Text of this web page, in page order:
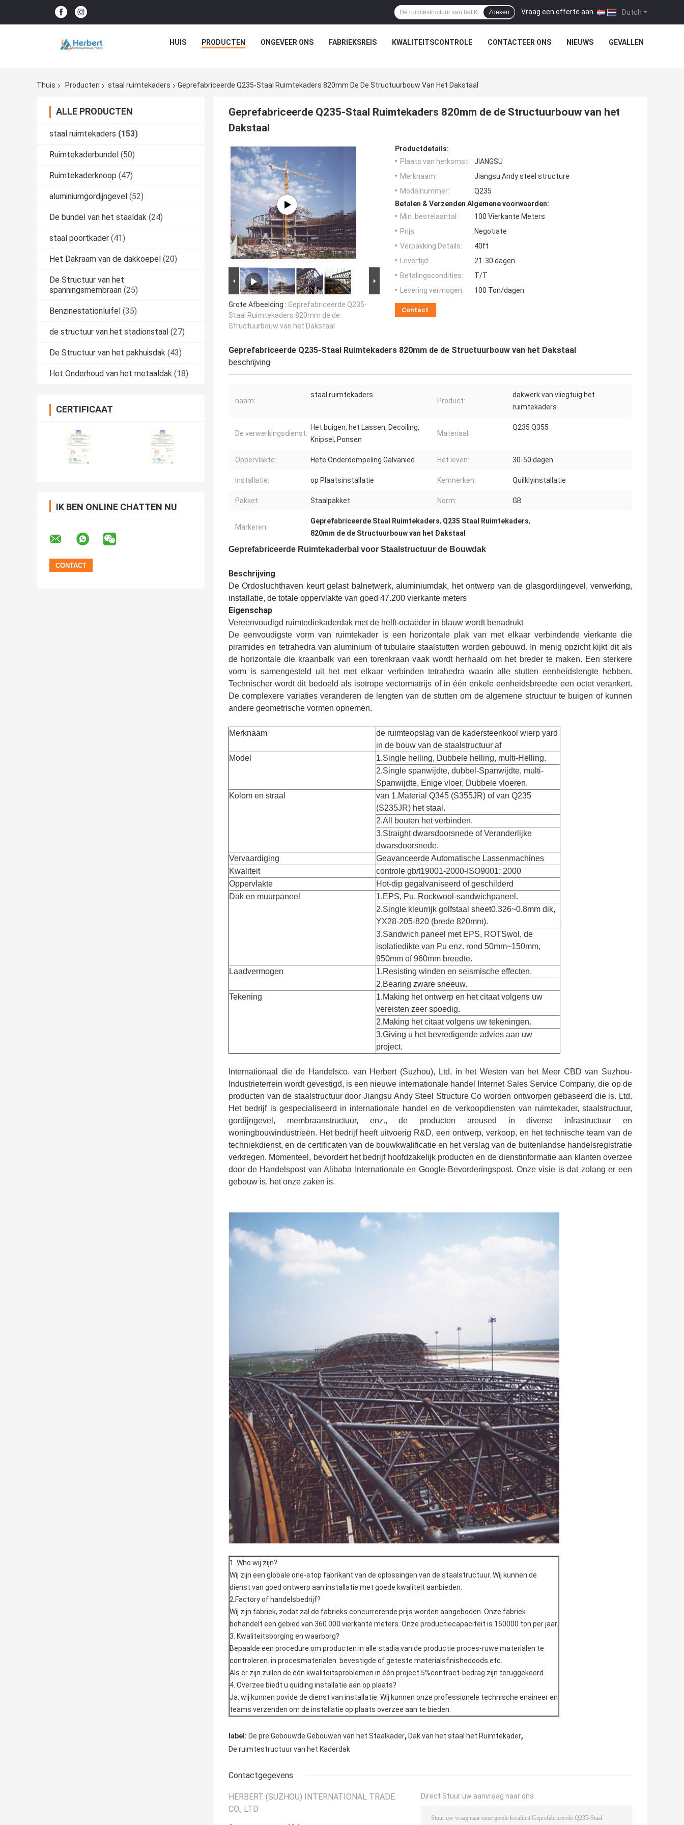
Dutch
Vraag een offerte aan |
Zoeken
HUIS PRODUCTEN ONGEVEER ONS FABRIEKSREIS KWALITEITSCONTROLE CONTACTEER ONS NIEUWS GEVALLEN
Thuis Producten staal ruimtekaders Geprefabriceerde Q235-Staal Ruimtekaders 820mm De De Structuurbouw Van Het Dakstaal
ALLE PRODUCTEN
staal ruimtekaders (153)
Ruimtekaderbundel (50)
Ruimtekaderknoop (47)
aluminiumgordijngevel (52)
De bundel van het staaldak (24)
staal poortkader (41)
Het Dakraam van de dakkoepel (20)
De Structuur van het
spanningsmembraan (25)
Benzinestationluifel (35)
de structuur van het stadionstaal (27)
De Structuur van het pakhuisdak (43)
Het Onderhoud van het metaaldak (18)
CERTIFICAAT
IK BEN ONLINE CHATTEN NU
Geprefabriceerde Q235-Staal Ruimtekaders 820mm de de Structuurbouw van het
Dakstaal
Grote Afbeelding : Geprefabriceerde Q235-
Staal Ruimtekaders 820mm de de
Structuurbouw van het Dakstaal
Productdetails:
Plaats van herkomst:
JIANGSU
Merknaam:
Jiangsu Andy steel structure
Modelnummer:
Q235
Betalen & Verzenden Algemene voorwaarden:
Min. bestelaantal:
100 Vierkante Meters
Prijs:
Negotiate
Verpakking Details:
40ft
Levertijd:
21-30 dagen
Betalingscondities:
T/T
Levering vermogen:
100 Ton/dagen
Contact
Geprefabriceerde Q235-Staal Ruimtekaders 820mm de de Structuurbouw van het Dakstaal
beschrijving
naam:
staal ruimtekaders
Product:
dakwerk van vliegtuig het
ruimtekaders
De verwerkingsdienst:
Het buigen, het Lassen, Decoiling,
Knipsel, Ponsen
Materiaal:
Q235 Q355
Oppervlakte: Hete Onderdompeling Galvanied Het leven: 30-50 dagen
installatie: op Plaatsinstallatie Kenmerken: Quilklyinstallatie
Pakket: Staalpakket Norm: GB
Markeren:
Geprefabriceerde Staal Ruimtekaders, Q235 Staal Ruimtekaders,
820mm de de Structuurbouw van het Dakstaal
Geprefabriceerde Ruimtekaderbal voor Staalstructuur de Bouwdak
Beschrijving
De Ordosluchthaven keurt gelast balnetwerk, aluminiumdak, het ontwerp van de glasgordijngevel, verwerking,
installatie, de totale oppervlakte van goed 47.200 vierkante meters
Eigenschap
Vereenvoudigd ruimtediekaderdak met de helft-octaëder in blauw wordt benadrukt
De eenvoudigste vorm van ruimtekader is een horizontale plak van met elkaar verbindende vierkante die
piramides en tetrahedra van aluminium of tubulaire staalstutten worden gebouwd. In menig opzicht kijkt dit als
de horizontale die kraanbalk van een torenkraan vaak wordt herhaald om het breder te maken. Een sterkere
vorm is samengesteld uit het met elkaar verbinden tetrahedra waarin alle stutten eenheidslengte hebben.
Technischer wordt dit bedoeld als isotrope vectormatrijs of in één enkele eenheidsbreedte een octet verankert.
De complexere variaties veranderen de lengten van de stutten om de algemene structuur te buigen of kunnen
andere geometrische vormen opnemen.
Merknaam
de ruimteopslag van de kadersteenkool wierp yard
in de bouw van de staalstructuur af
Model
1.Single helling, Dubbele helling, multi-Helling.
2.Single spanwijdte, dubbel-Spanwijdte, multi-
Spanwijdte, Enige vloer, Dubbele vloeren.
Kolom en straal
van 1.Material Q345 (S355JR) of van Q235
(S235JR) het staal.
2.All bouten het verbinden.
3.Straight dwarsdoorsnede of Veranderlijke
dwarsdoorsnede.
Vervaardiging
Geavanceerde Automatische Lassenmachines
Kwaliteit
controle gb/t19001-2000-ISO9001: 2000
Oppervlakte
Hot-dip gegalvaniseerd of geschilderd
Dak en muurpaneel
1.EPS, Pu, Rockwool-sandwichpaneel.
2.Single kleurrijk golfstaal sheet0.326~0.8mm dik,
YX28-205-820 (brede 820mm).
3.Sandwich paneel met EPS, ROTSwol, de
isolatiedikte van Pu enz. rond 50mm~150mm,
950mm of 960mm breedte.
Laadvermogen
1.Resisting winden en seismische effecten.
2.Bearing zware sneeuw.
Tekening
1.Making het ontwerp en het citaat volgens uw
vereisten zeer spoedig.
2.Making het citaat volgens uw tekeningen.
3.Giving u het bevredigende advies aan uw
project.
Internationaal die de Handelsco. van Herbert (Suzhou), Ltd, in het Westen van het Meer CBD van Suzhou-
Industrieterrein wordt gevestigd, is een nieuwe internationale handel Internet Sales Service Company, die op de
producten van de staalstructuur door Jiangsu Andy Steel Structure Co worden ontworpen gebaseerd die is. Ltd.
Het bedrijf is gespecialiseerd in internationale handel en de verkoopdiensten van ruimtekader, staalstructuur,
gordijngevel, membraanstructuur, enz., de producten areused in diverse infrastructuur en
woningbouwindustrieën. Het bedrijf heeft uitvoerig R&D, een ontwerp, verkoop, en het technische team van de
techniekdienst, en de certificaten van de bouwkwalificatie en het verslag van de buitenlandse handelsregistratie
verkregen. Momenteel, bevordert het bedrijf hoofdzakelijk producten en de dienstinformatie aan klanten overzee
door de Handelspost van Alibaba Internationale en Google-Bevorderingspost. Onze visie is dat zolang er een
gebouw is, het onze zaken is.
1. Who wij zijn?
Wij zijn een globale one-stop fabrikant van de oplossingen van de staalstructuur. Wij kunnen de
dienst van goed ontwerp aan installatie met goede kwaliteit aanbieden.
2.Factory of handelsbedrijf?
Wij zijn fabriek, zodat zal de fabrieks concurrerende prijs worden aangeboden. Onze fabriek
behandelt een gebied van 360.000 vierkante meters. Onze productiecapaciteit is 150000 ton per jaar.
3. Kwaliteitsborging en waarborg?
Bepaalde een procedure om producten in alle stadia van de productie proces-ruwe materialen te
controleren. in procesmaterialen. bevestigde of geteste materialsfinishedoods.etc.
Als er zijn zullen de één kwaliteitsproblemen in één project.5%contract-bedrag zijn teruggekeerd
4. Overzee biedt u quiding installatie aan op plaats?
Ja. wij kunnen povide de dienst van installatie. Wij kunnen onze professionele technische enaineer en
teams verzenden om de installatie op plaats overzee aan te bieden.
label: De pre Gebouwde Gebouwen van het Staalkader, Dak van het staal het Ruimtekader,
De ruimtestructuur van het Kaderdak
Contactgegevens
HERBERT (SUZHOU) INTERNATIONAL TRADE
CO., LTD
Direct Stuur uw aanvraag naar ons